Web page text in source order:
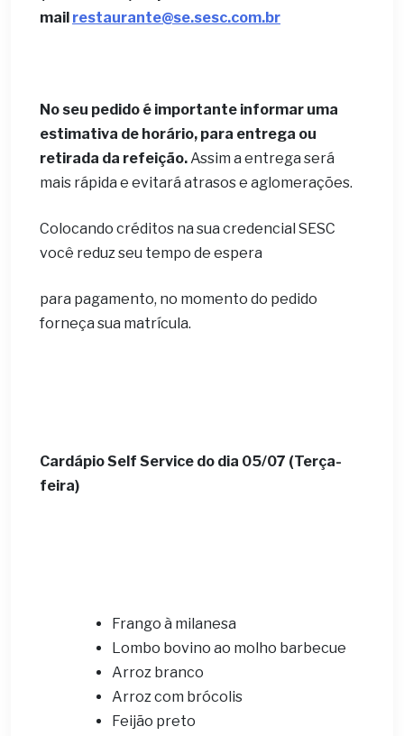
mail restaurante@se.sesc.com.br
No seu pedido é importante informar uma
estimativa de horário, para entrega ou
retirada da refeição.Assim a entrega será
mais rápida e evitará atrasos e aglomerações.
Colocando créditos na sua credencial SESC
você reduz seu tempo de espera
para pagamento, no momento do pedido
forneça sua matrícula.
Cardápio Self Service do dia 05/07 (Terça-
feira)
Frango à milanesa
Lombo bovino ao molho barbecue
Arroz branco
Arroz com brócolis
Feijão preto